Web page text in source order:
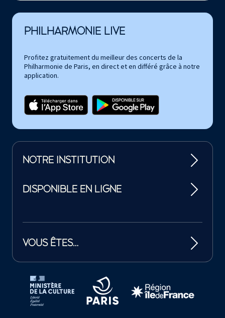
PHILHARMONIE LIVE
Profitez gratuitement du meilleur des concerts de la
Philharmonie de Paris, en direct et en différé grâce à notre
application.
NOTRE INSTITUTION
DISPONIBLE EN LIGNE
VOUS ÊTES…
Tutelles et mécènes de la Philharmonie de Paris